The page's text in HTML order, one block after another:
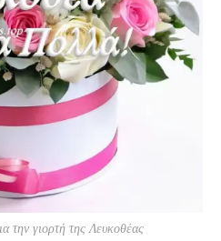
την γιορτή της Λευκοθέας